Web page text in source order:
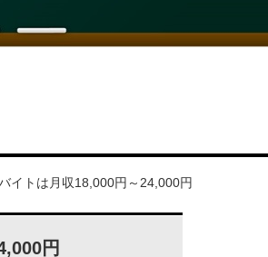
イトは月収18,000円～24,000円
円